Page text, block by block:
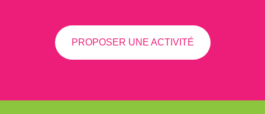
PROPOSER UNE ACTIVITÉ